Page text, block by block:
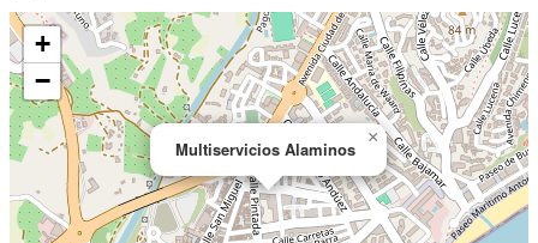
Multiservicios Alaminos
×
+
−